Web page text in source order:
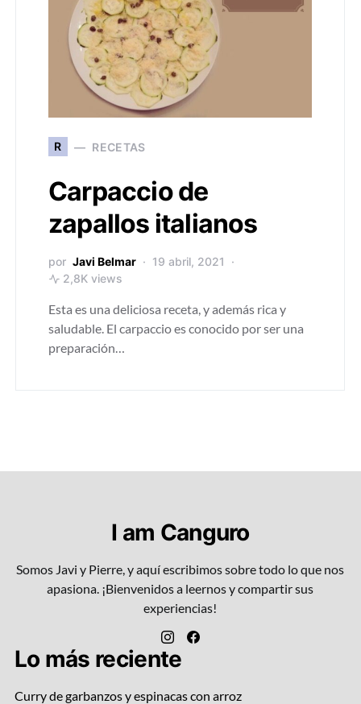
R RECETAS
Carpaccio de
zapallos italianos
por Javi Belmar
19 abril, 2021
2,8K views
Esta es una deliciosa receta, y además rica y
saludable. El carpaccio es conocido por ser una
preparación…
I am Canguro
Somos Javi y Pierre, y aquí escribimos sobre todo lo que nos
apasiona. ¡Bienvenidos a leernos y compartir sus
experiencias!
Lo más reciente
Curry de garbanzos y espinacas con arroz